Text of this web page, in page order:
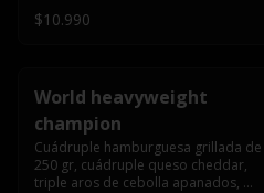
americanos todo esto bañado en la
mejor salsa jack daniels al mas puro
$10.990
World heavyweight
champion
Cuádruple hamburguesa grillada de
250 gr, cuádruple queso cheddar,
triple aros de cebolla apanados,